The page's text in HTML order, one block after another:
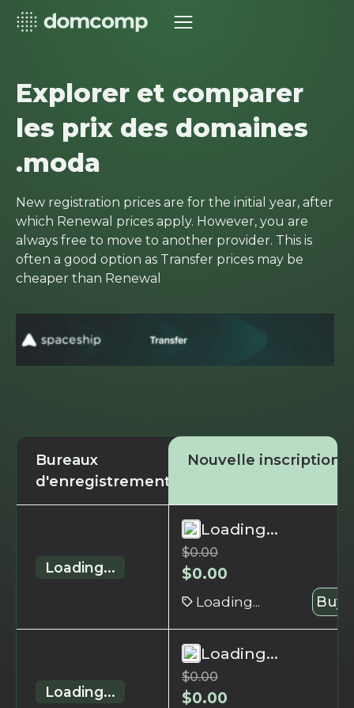
Explorer et comparer
les prix des domaines
.moda
New registration prices are for the initial year, after
which Renewal prices apply. However, you are
always free to move to another provider. This is
often a good option as Transfer prices may be
cheaper than Renewal
Bureaux
d'enregistrement
Nouvelle inscription
Loading...
Loading...
$0.00
$0.00
Loading... Buy
Loading...
Loading...
$0.00
$0.00